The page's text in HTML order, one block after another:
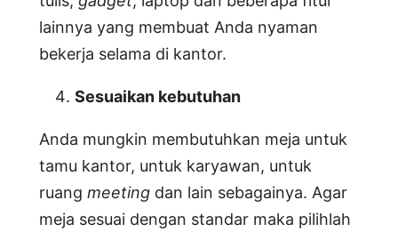
lainnya yang membuat Anda nyaman
bekerja selama di kantor.
Sesuaikan kebutuhan
Anda mungkin membutuhkan meja untuk
tamu kantor, untuk karyawan, untuk
ruang meeting dan lain sebagainya. Agar
meja sesuai dengan standar maka pilihlah